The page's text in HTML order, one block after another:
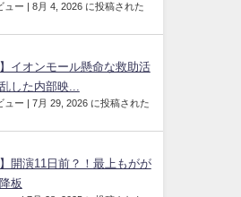
ュー | 8月 4, 2026 に投稿された
】イオンモール懸命な救助活
した内部映...
ュー | 7月 29, 2026 に投稿された
】開演11日前？！最上もがが
板